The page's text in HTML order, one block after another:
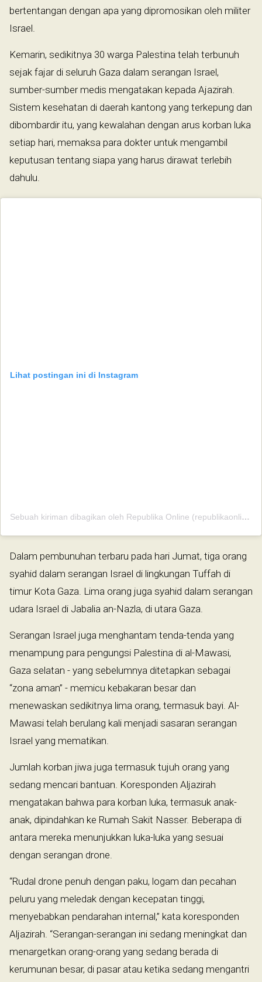
bertentangan dengan apa yang dipromosikan oleh militer
Israel.
Kemarin, sedikitnya 30 warga Palestina telah terbunuh
sejak fajar di seluruh Gaza dalam serangan Israel,
sumber-sumber medis mengatakan kepada Ajazirah.
Sistem kesehatan di daerah kantong yang terkepung dan
dibombardir itu, yang kewalahan dengan arus korban luka
setiap hari, memaksa para dokter untuk mengambil
keputusan tentang siapa yang harus dirawat terlebih
dahulu.
Lihat postingan ini di Instagram
Sebuah kiriman dibagikan oleh Republika Online (republikaonline)
Dalam pembunuhan terbaru pada hari Jumat, tiga orang
syahid dalam serangan Israel di lingkungan Tuffah di
timur Kota Gaza. Lima orang juga syahid dalam serangan
udara Israel di Jabalia an-Nazla, di utara Gaza.
Serangan Israel juga menghantam tenda-tenda yang
menampung para pengungsi Palestina di al-Mawasi,
Gaza selatan - yang sebelumnya ditetapkan sebagai
“zona aman” - memicu kebakaran besar dan
menewaskan sedikitnya lima orang, termasuk bayi. Al-
Mawasi telah berulang kali menjadi sasaran serangan
Israel yang mematikan.
Jumlah korban jiwa juga termasuk tujuh orang yang
sedang mencari bantuan. Koresponden Aljazirah
mengatakan bahwa para korban luka, termasuk anak-
anak, dipindahkan ke Rumah Sakit Nasser. Beberapa di
antara mereka menunjukkan luka-luka yang sesuai
dengan serangan drone.
“Rudal drone penuh dengan paku, logam dan pecahan
peluru yang meledak dengan kecepatan tinggi,
menyebabkan pendarahan internal,” kata koresponden
Aljazirah. “Serangan-serangan ini sedang meningkat dan
menargetkan orang-orang yang sedang berada di
kerumunan besar, di pasar atau ketika sedang mengantri